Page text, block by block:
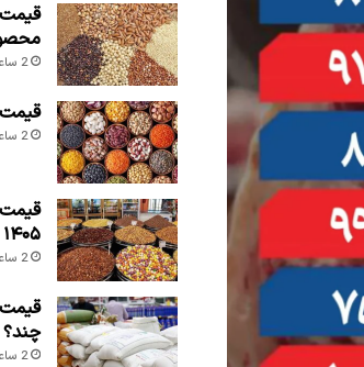
قیمت
2 ساعت پیش
قیمت
2 ساعت پیش
۱۴۰۵
2 ساعت پیش
قیمت
چند؟
2 ساعت پیش